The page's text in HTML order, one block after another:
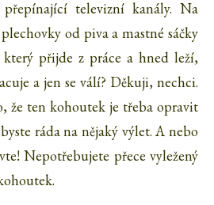
televizní kanály. Na
od piva a mastné sáčky
přijde z práce a hned leží,
a jen se válí? Děkuji, nechci.
že ten kohoutek je třeba opravit
ráda na nějaký výlet. A nebo
Nepotřebujete přece vyležený